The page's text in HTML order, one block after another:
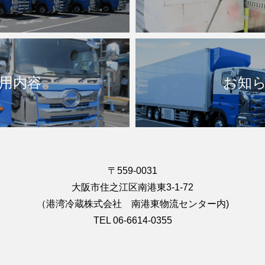
内容 お知
〒559-0031
大阪市住之江区南港東3-1-72
（港湾冷蔵株式会社 南港東物流センター内)
TEL 06-6614-0355